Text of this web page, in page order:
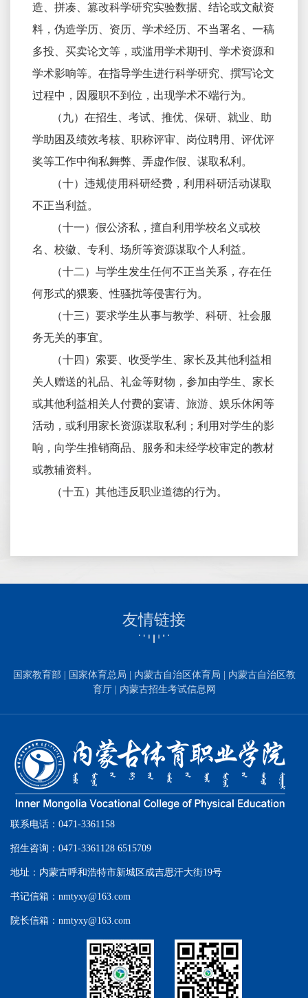
造、拼凑、篡改科学研究实验数据、结论或文献资
料，伪造学历、资历、学术经历、不当署名、一稿
多投、买卖论文等，或滥用学术期刊、学术资源和
学术影响等。在指导学生进行科学研究、撰写论文
过程中，因履职不到位，出现学术不端行为。
（九）在招生、考试、推优、保研、就业、助
学助困及绩效考核、职称评审、岗位聘用、评优评
奖等工作中徇私舞弊、弄虚作假、谋取私利。
（十）违规使用科研经费，利用科研活动谋取
不正当利益。
（十一）假公济私，擅自利用学校名义或校
名、校徽、专利、场所等资源谋取个人利益。
（十二）与学生发生任何不正当关系，存在任
何形式的猥亵、性骚扰等侵害行为。
（十三）要求学生从事与教学、科研、社会服
务无关的事宜。
（十四）索要、收受学生、家长及其他利益相
关人赠送的礼品、礼金等财物，参加由学生、家长
或其他利益相关人付费的宴请、旅游、娱乐休闲等
活动，或利用家长资源谋取私利；利用对学生的影
响，向学生推销商品、服务和未经学校审定的教材
或教辅资料。
（十五）其他违反职业道德的行为。
友情链接
国家教育部 国家体育总局 内蒙古自治区体育局
内蒙古自治区教
育厅
内蒙古招生考试信息网
联系电话：0471-3361158
招生咨询：0471-3361128 6515709
地址：内蒙古呼和浩特市新城区成吉思汗大街19号
书记信箱：nmtyxy@163.com
院长信箱：nmtyxy@163.com